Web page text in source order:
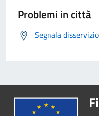
Problemi in città
Segnala disservizio